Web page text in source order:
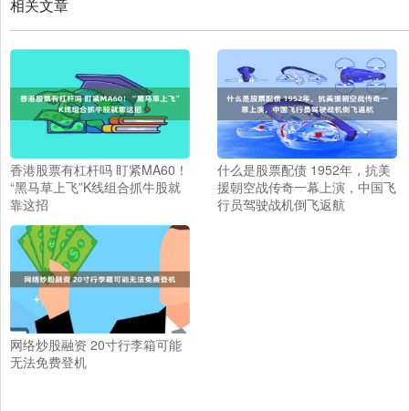
相关文章
香港股票有杠杆吗 盯紧MA60！
“黑马草上飞”K线组合抓牛股就
靠这招
什么是股票配债 1952年，抗美
援朝空战传奇一幕上演，中国飞
行员驾驶战机倒飞返航
网络炒股融资 20寸行李箱可能
无法免费登机